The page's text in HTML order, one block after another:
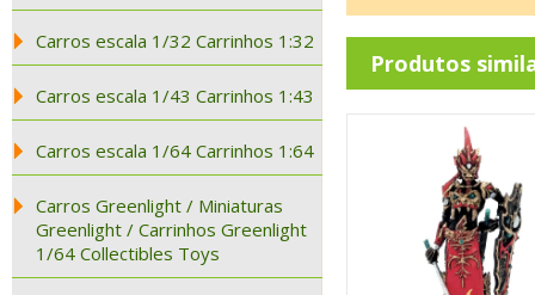
Carros escala 1/32 Carrinhos 1:32
Carros escala 1/43 Carrinhos 1:43
Carros escala 1/64 Carrinhos 1:64
Carros Greenlight / Miniaturas
Greenlight / Carrinhos Greenlight
1/64 Collectibles Toys
Produtos